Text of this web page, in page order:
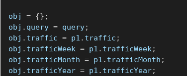
obj = {} ;
obj . query = query;
obj . traffic = p1 . traffic ;
obj . trafficWeek = p1 . trafficWeek;
obj . trafficMonth = p1 . trafficMonth ;
obj . trafficYear = p1 . trafficYear;